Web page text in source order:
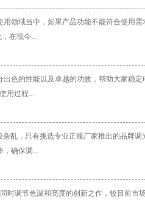
领域当中，如果产品功能不能符合使用
在现今...
色的性能以及卓越的功效，帮助大家稳
用过程...
乱，只有挑选专业正规厂家推出的品牌调
，确保调...
时调节色温和亮度的创新之作，较目前市